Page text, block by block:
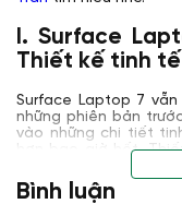
I. Surface
Thiết kế tinh
Surface Laptop 7
những phiên bản
vào những chi tiết
hơn bao giờ hết.
bo tròn mềm mại
đã tạo nên một diện
những thay đổi này
Bình luận